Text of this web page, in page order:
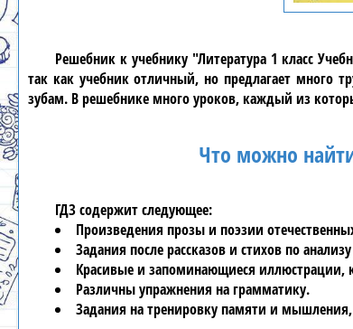
Решебник к учебнику "Литература 1 класс
так как учебник отличный, но предлагает много
зубам. Врешебникемного уроков, каждый из
Что можно
ГДЗсодержит следующее:
Произведения прозы и поэзии
Задания после рассказов и стихов по
Красивые и запоминающиеся иллюстрации,
Различны упражнения на грамматику.
Задания на тренировку памяти и мышления,